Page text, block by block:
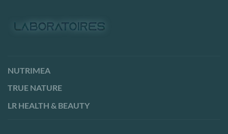
NUTRIMEA
TRUE NATURE
LR HEALTH & BEAUTY